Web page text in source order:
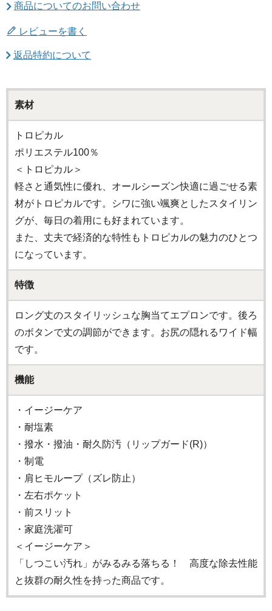
商品についてのお問い合わせ
レビューを書く
返品特約について
素材
トロピカル
ポリエステル100％
＜トロピカル＞
軽さと通気性に優れ、オールシーズン快適に過ごせる素
材がトロピカルです。シワに強い颯爽としたスタイリン
グが、毎日の着用にも好まれています。
また、丈夫で経済的な特性もトロピカルの魅力のひとつ
になっています。
特徴
ロング丈のスタイリッシュな胸当てエプロンです。後ろ
のボタンで丈の調節ができます。お尻の隠れるワイド幅
です。
機能
・イージーケア
・耐塩素
・撥水・撥油・耐久防汚（リップガード(R)）
・制電
・肩ヒモループ（ズレ防止）
・左右ポケット
・前スリット
・家庭洗濯可
＜イージーケア＞
「しつこい汚れ」がみるみる落ちる！ 高度な除去性能
と抜群の耐久性を持った商品です。